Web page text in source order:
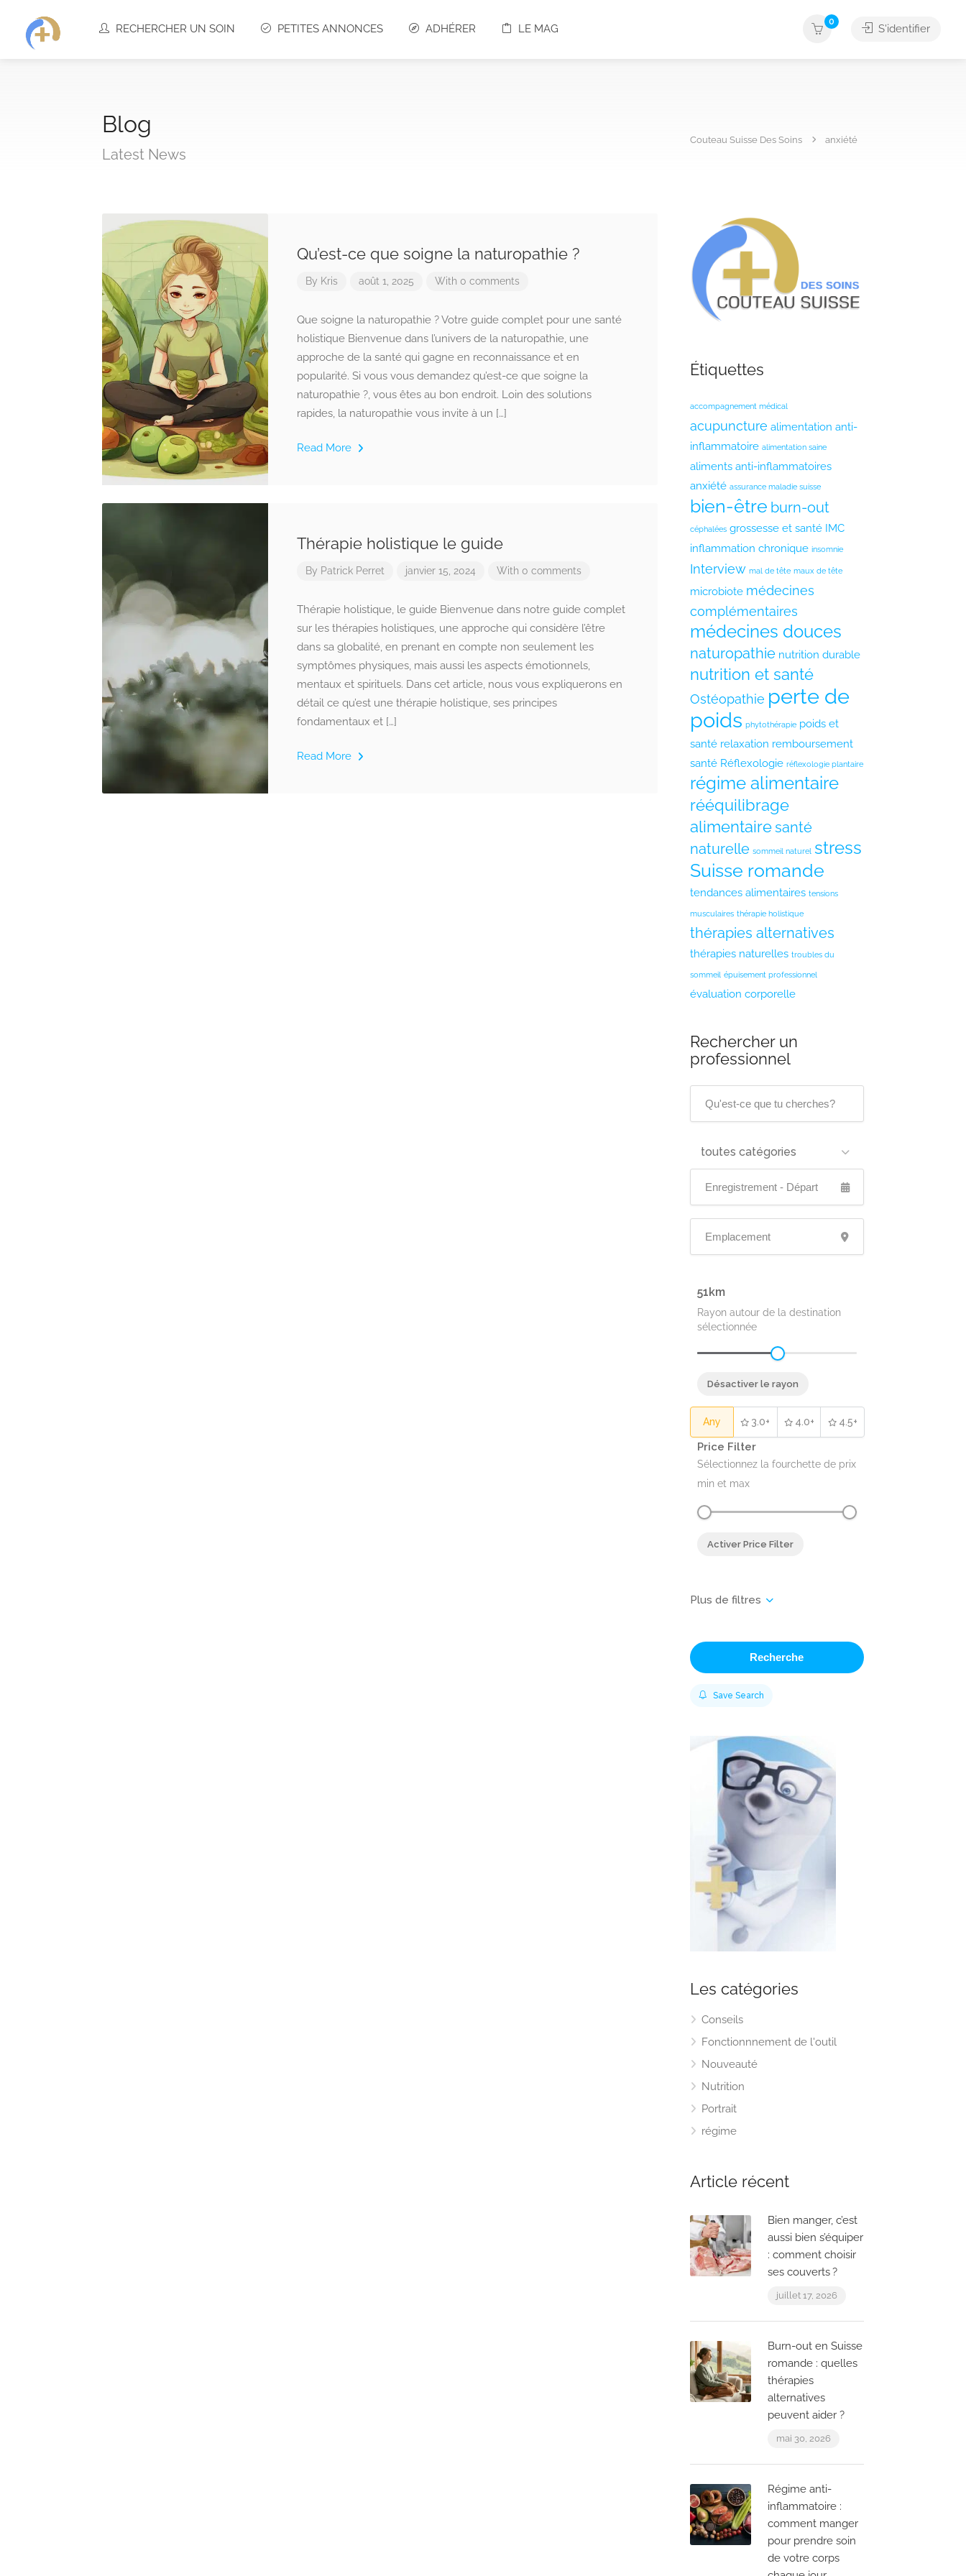
RECHERCHER UN SOIN PETITES ANNONCES ADHÉRER LE MAG
0
S'identifier
Blog
Latest News
Couteau Suisse Des Soins anxiété
Qu’est-ce que soigne la naturopathie ?
By Kris août 1, 2025 With 0 comments
Que soigne la naturopathie ? Votre guide complet pour une santé
holistique Bienvenue dans l’univers de la naturopathie, une
approche de la santé qui gagne en reconnaissance et en
popularité. Si vous vous demandez qu’est-ce que soigne la
naturopathie ?, vous êtes au bon endroit. Loin des solutions
rapides, la naturopathie vous invite à un […]
Read More
Thérapie holistique le guide
By Patrick Perret janvier 15, 2024 With 0 comments
Thérapie holistique, le guide Bienvenue dans notre guide complet
sur les thérapies holistiques, une approche qui considère l’être
dans sa globalité, en prenant en compte non seulement les
symptômes physiques, mais aussi les aspects émotionnels,
mentaux et spirituels. Dans cet article, nous vous expliquerons en
détail ce qu’est une thérapie holistique, ses principes
fondamentaux et […]
Read More
Étiquettes
accompagnement médical
acupuncture alimentation anti-
inflammatoire alimentation saine
aliments anti-inflammatoires
anxiété assurance maladie suisse
bien-être burn-out
céphalées grossesse et santé IMC
inflammation chronique insomnie
Interview mal de tête maux de tête
microbiote médecines
complémentaires
médecines douces
naturopathie nutrition durable
nutrition et santé
Ostéopathie perte de
poids phytothérapie poids et
santé relaxation remboursement
santé Réflexologie réflexologie plantaire
régime alimentaire
rééquilibrage
alimentairesanté
naturelle sommeil naturel stress
Suisse romande
tendances alimentaires tensions
musculaires thérapie holistique
thérapies alternatives
thérapies naturelles troubles du
sommeil épuisement professionnel
évaluation corporelle
Rechercher un
professionnel
toutes catégories
51
Rayon autour de la destination
sélectionnée
Désactiver le rayon
Any 3.0+ 4.0+ 4.5+
Price Filter
Sélectionnez la fourchette de prix
min et max
Activer Price Filter
Recherche
Save Search
Les catégories
Conseils
Fonctionnnement de l'outil
Nouveauté
Nutrition
Portrait
régime
Article récent
Bien manger, c’est
aussi bien s’équiper
: comment choisir
ses couverts ?
juillet 17, 2026
Burn-out en Suisse
romande : quelles
thérapies
alternatives
peuvent aider ?
mai 30, 2026
Régime anti-
inflammatoire :
comment manger
pour prendre soin
de votre corps